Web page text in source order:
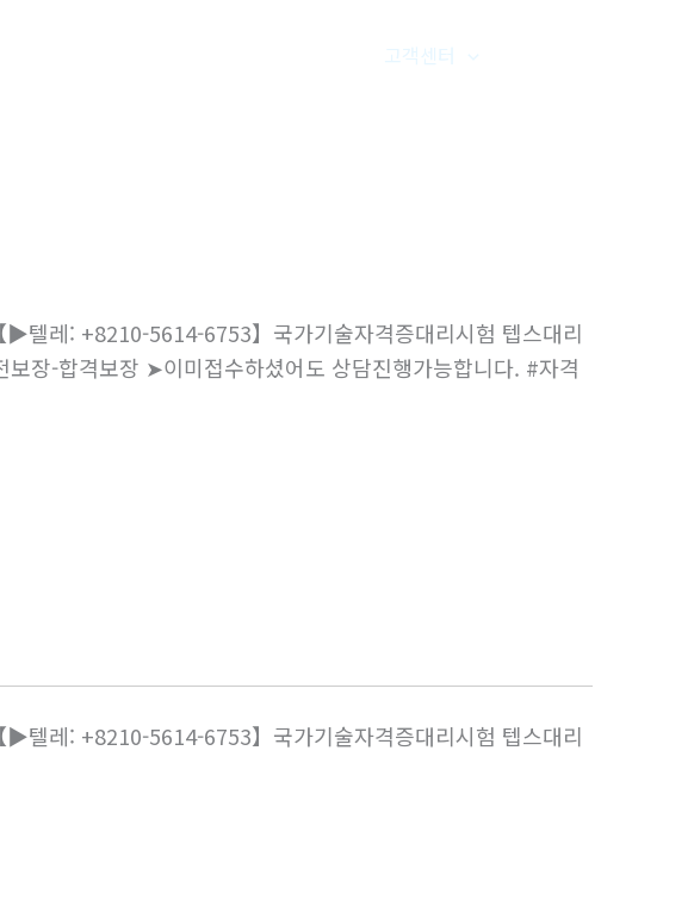
고객센터
레: +8210-5614-6753】국가기술자격증대리시험 텝스대리
장-합격보장 ➤이미접수하셨어도 상담진행가능합니다. #자격
레: +8210-5614-6753】국가기술자격증대리시험 텝스대리